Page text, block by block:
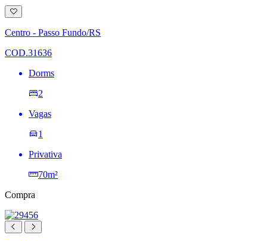
Adicionar
à
lista
de
Centro - Passo Fundo/RS
COD.31636
Dorms
2
Vagas
1
Privativa
70m²
Compra